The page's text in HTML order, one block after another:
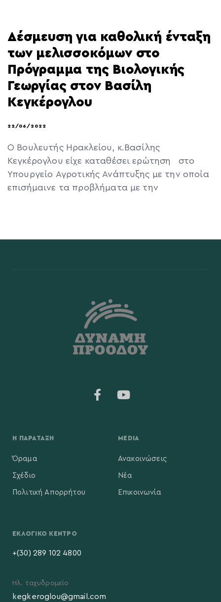
Δέσμευση για καθολική ένταξη
των μελισσοκόμων στο
Πρόγραμμα της Βιολογικής
Γεωργίας στον Βασίλη
Κεγκέρογλου
22/06/2022
Ο Βουλευτής Ηρακλείου, κ.Βασίλης
Κεγκέρογλου είχε καταθέσει ερώτηση στο
Υπουργείο Αγροτικής Ανάπτυξης με την οποία
επισήμαινε τα προβλήματα με την
Η ΠΑΡΆΤΑΞΗ
Όραμα
Σχέδιο
Πολιτική Απορρήτου
MEDIA
Ανακοινώσεις
Νέα
Επικοινωνία
ΕΚΛΟΓΙΚΌ ΚΈΝΤΡΟ
+(30) 289 102 4800
Ηλ. ταχυδρομείο
kegkeroglou@gmail.com